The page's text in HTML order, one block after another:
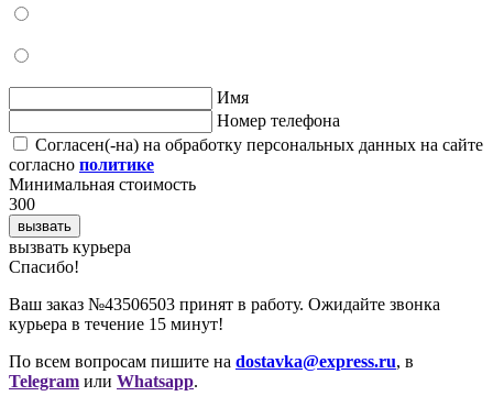
Имя
Номер телефона
Согласен(-на) на обработку персональных данных на сайте
согласно политике
Минимальная стоимость
300
вызвать
вызвать курьера
Cпасибо!
Ваш заказ №43506503 принят в работу. Ожидайте звонка
курьера в течение 15 минут!
По всем вопросам пишите на dostavka@express.ru, в
Telegram или Whatsapp.